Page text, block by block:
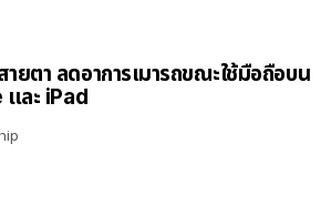
ยตา ลดอาการเมารถขณะใช้มือถือบน
และ iPad